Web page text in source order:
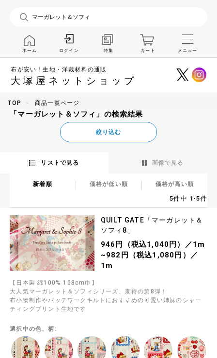
布が安い！生地・洋裁材料の通販
大塚屋ネットショップ
ホーム ログイン 特集 カート メニュー
TOP 商品一覧ページ
「マーガレット＆ソフィ」の検索結果
リストで見る 画像で見る
絞り込む
新着順 価格が低い順 価格が高い順
5件中 1-5件
QUILT GATE「マーガレット＆
ソフィ8」
946円（税込1,040円）／1m
~982円（税込1,080円）／
1m
【日本製 綿100% 108cm巾】
大人気マーガレット＆ソフィシリーズ、期待の第8弾！
布小物制作やパッチワークキルトにおすすめの可愛い姉妹のシャー
ティングプリント生地です
選択中の色、柄: